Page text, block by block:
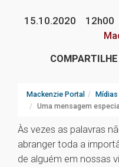
15.10.2020
12h00
Mackenzie Portal
Uma mensagem
Às vezes as palavras
abranger toda a
de alguém em nossas